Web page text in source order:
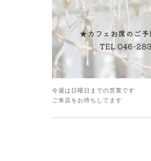
今週は日曜日までの営業です
ご来店をお待ちしてます